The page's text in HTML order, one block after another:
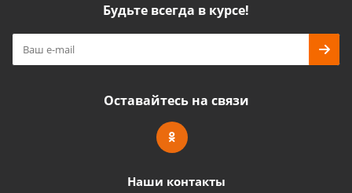
Будьте всегда в курсе!
Оставайтесь на связи
Наши контакты